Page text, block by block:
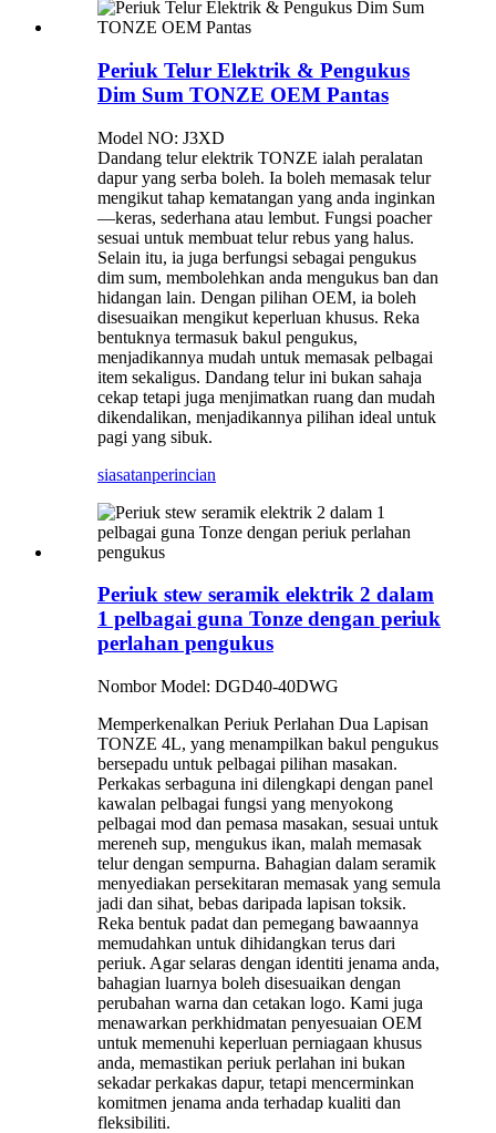
Periuk Telur Elektrik & Pengukus
Dim Sum TONZE OEM Pantas
Model NO: J3XD
Dandang telur elektrik TONZE ialah peralatan
dapur yang serba boleh. Ia boleh memasak telur
mengikut tahap kematangan yang anda inginkan
—keras, sederhana atau lembut. Fungsi poacher
sesuai untuk membuat telur rebus yang halus.
Selain itu, ia juga berfungsi sebagai pengukus
dim sum, membolehkan anda mengukus ban dan
hidangan lain. Dengan pilihan OEM, ia boleh
disesuaikan mengikut keperluan khusus. Reka
bentuknya termasuk bakul pengukus,
menjadikannya mudah untuk memasak pelbagai
item sekaligus. Dandang telur ini bukan sahaja
cekap tetapi juga menjimatkan ruang dan mudah
dikendalikan, menjadikannya pilihan ideal untuk
pagi yang sibuk.
siasatanperincian
Periuk stew seramik elektrik 2 dalam
1 pelbagai guna Tonze dengan periuk
perlahan pengukus
Nombor Model: DGD40-40DWG
Memperkenalkan Periuk Perlahan Dua Lapisan
TONZE 4L, yang menampilkan bakul pengukus
bersepadu untuk pelbagai pilihan masakan.
Perkakas serbaguna ini dilengkapi dengan panel
kawalan pelbagai fungsi yang menyokong
pelbagai mod dan pemasa masakan, sesuai untuk
mereneh sup, mengukus ikan, malah memasak
telur dengan sempurna. Bahagian dalam seramik
menyediakan persekitaran memasak yang semula
jadi dan sihat, bebas daripada lapisan toksik.
Reka bentuk padat dan pemegang bawaannya
memudahkan untuk dihidangkan terus dari
periuk. Agar selaras dengan identiti jenama anda,
bahagian luarnya boleh disesuaikan dengan
perubahan warna dan cetakan logo. Kami juga
menawarkan perkhidmatan penyesuaian OEM
untuk memenuhi keperluan perniagaan khusus
anda, memastikan periuk perlahan ini bukan
sekadar perkakas dapur, tetapi mencerminkan
komitmen jenama anda terhadap kualiti dan
fleksibiliti.